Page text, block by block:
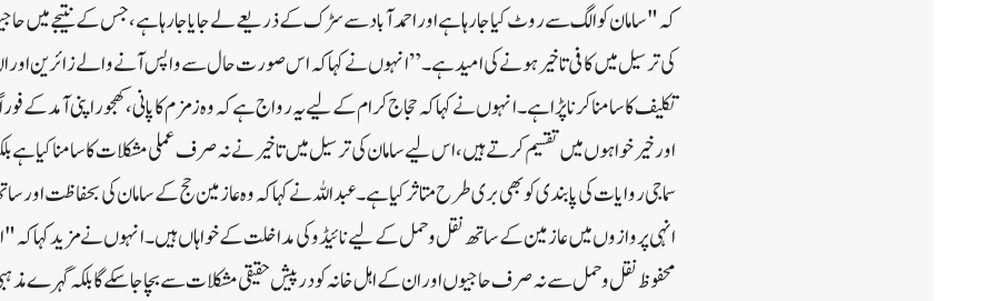
کہ "سامان کو الگ سے روٹ کیا جا رہا ہے اور احمد آباد سے سڑک کے ذریعے لے جایا جا رہا ہے، جس کے نتیجے میں
کی ترسیل میں کافی تاخیر ہونے کی امید ہے۔”انہوں نے کہا کہ اس صورت حال سے واپس آنے والے زائرین اور ان
تکلیف کا سامنا کرنا پڑا ہے۔انہوں نے کہا کہ حجاج کرام کے لیے یہ رواج ہے کہ وہ زمزم کا پانی، کھجور اپنی آمد کے
اور خیر خواہوں میں تقسیم کرتے ہیں، اس لیے سامان کی ترسیل میں تاخیر نے نہ صرف عملی مشکلات کا سامنا کیا ہے
سماجی روایات کی پابندی کو بھی بری طرح متاثر کیا ہے۔عبد اللہ نے کہا کہ وہ عازمین حج کے سامان کی بحفاظت اور
انہی پروازوں میں عازمین کے ساتھ نقل و حمل کے لیے نائیڈو کی مداخلت کے خواہاں ہیں۔انہوں نے مزید کہا
محفوظ نقل و حمل سے نہ صرف حاجیوں اور ان کے اہل خانہ کو درپیش حقیقی مشکلات سے بچا جا سکے گا بلکہ گہرے